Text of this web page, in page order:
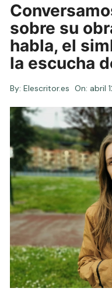
sobre su
habla, el
la escucha
By: Elescritor.es On: abril